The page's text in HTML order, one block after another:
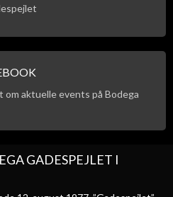
om aktuelle events på Bodega
GADESPEJLET I